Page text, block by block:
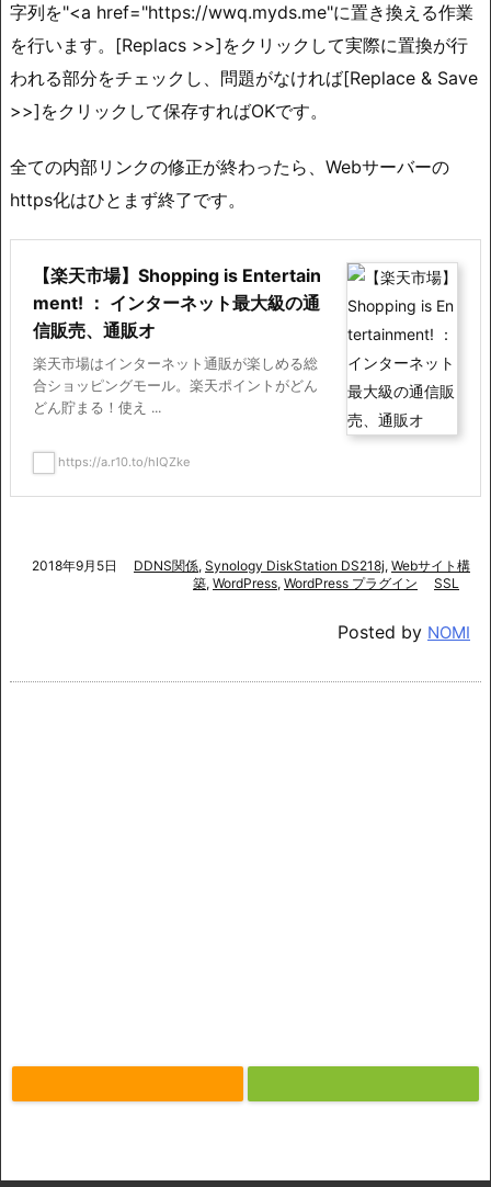
字列を"<a href="https://wwq.myds.me"に置き換える作業
を行います。[Replacs >>]をクリックして実際に置換が行
われる部分をチェックし、問題がなければ[Replace & Save
>>]をクリックして保存すればOKです。
全ての内部リンクの修正が終わったら、Webサーバーの
https化はひとまず終了です。
【楽天市場】Shopping is Entertain
ment! ： インターネット最大級の通
信販売、通販オ
楽天市場はインターネット通販が楽しめる総
合ショッピングモール。楽天ポイントがどん
どん貯まる！使え ...
https://a.r10.to/hIQZke
2018年9月5日 DDNS関係, Synology DiskStation DS218j, Webサイト構
築, WordPress, WordPress プラグイン SSL
Posted by NOMI